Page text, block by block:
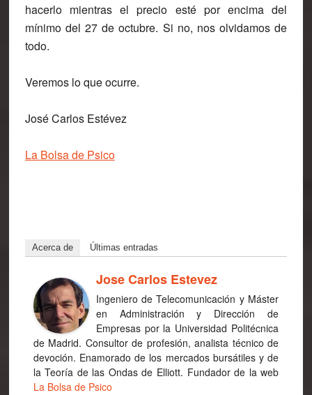
hacerlo mientras el precio esté por encima del
mínimo del 27 de octubre. Si no, nos olvidamos de
todo.
Veremos lo que ocurre.
José Carlos Estévez
La Bolsa de Psico
Acerca de Últimas entradas
Jose Carlos Estevez
Ingeniero de Telecomunicación y Máster
en Administración y Dirección de
Empresas por la Universidad Politécnica
de Madrid. Consultor de profesión, analista técnico de
devoción. Enamorado de los mercados bursátiles y de
la Teoría de las Ondas de Elliott. Fundador de la web
La Bolsa de Psico